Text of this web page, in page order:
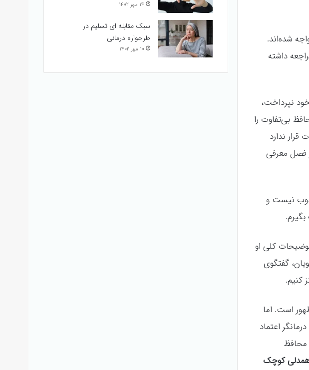
شده‌اند.
داشته
نپرداخت،
بی‌تفاوت را
ندارد
فصل معرفی
خوب نیست و
کلی او
گفتگوی
کنیم.
است. اما
اعتماد
محافظ
کوچک
۱۴ مهر ۱۴۰۲
سبک مقابله ای تسلیم در
طرحواره درمانی
۱۰ مهر ۱۴۰۲